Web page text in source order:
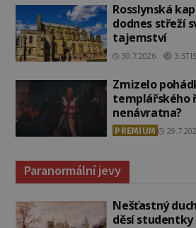
Rosslynská
dodnes střeží
tajemství
30.7.2026 3.5TIS
Zmizelo
templářského
nenávratna?
PREMIUM
Paranormální jevy
Nešťastný
děsí studentky